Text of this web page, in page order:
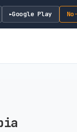
►Google Play